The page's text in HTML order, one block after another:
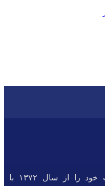
شرکت فرانگر الکترونیک فعالیت خود را از سال ۱۳۷۲ با